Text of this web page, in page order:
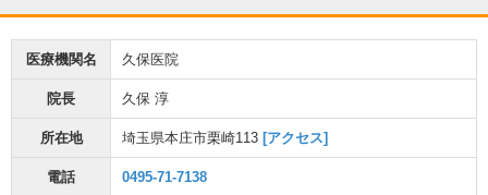
医療機関名 久保医院
院長 久保 淳
所在地 埼玉県本庄市栗崎113 [アクセス]
電話 0495-71-7138